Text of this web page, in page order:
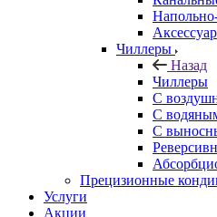
Чиллеры
Назад
Чиллеры
С
С
С
Прецизионные
Услуги
Акции